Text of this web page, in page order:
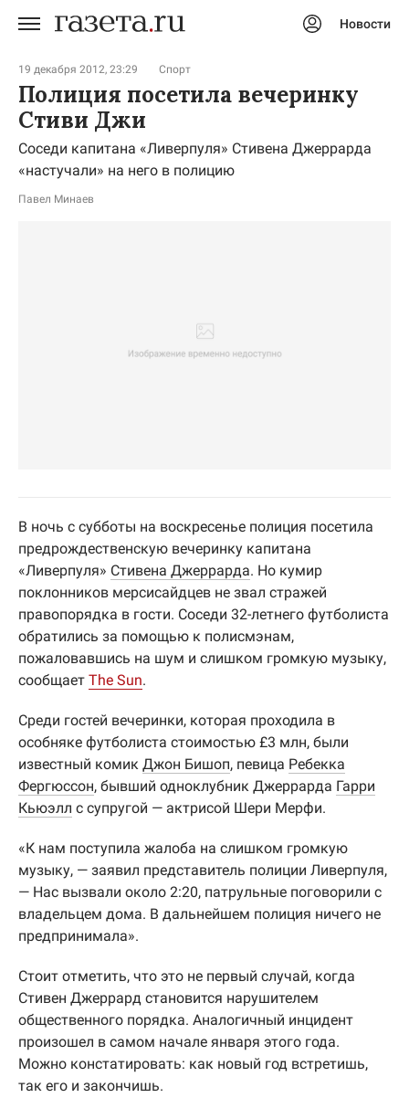
Новости
19 декабря 2012, 23:29 Спорт
Полиция посетила вечеринку
Стиви Джи
Соседи капитана «Ливерпуля» Стивена Джеррарда
«настучали» на него в полицию
Павел Минаев
В ночь с субботы на воскресенье полиция посетила
предрождественскую вечеринку капитана
«Ливерпуля» Стивена Джеррарда. Но кумир
поклонников мерсисайдцев не звал стражей
правопорядка в гости. Соседи 32-летнего футболиста
обратились за помощью к полисмэнам,
пожаловавшись на шум и слишком громкую музыку,
сообщает The Sun.
Среди гостей вечеринки, которая проходила в
особняке футболиста стоимостью £3 млн, были
известный комик Джон Бишоп, певица Ребекка
Фергюссон, бывший одноклубник Джеррарда Гарри
Кьюэлл с супругой — актрисой Шери Мерфи.
«К нам поступила жалоба на слишком громкую
музыку, — заявил представитель полиции Ливерпуля,
— Нас вызвали около 2:20, патрульные поговорили с
владельцем дома. В дальнейшем полиция ничего не
предпринимала».
Стоит отметить, что это не первый случай, когда
Стивен Джеррард становится нарушителем
общественного порядка. Аналогичный инцидент
произошел в самом начале января этого года.
Можно констатировать: как новый год встретишь,
так его и закончишь.